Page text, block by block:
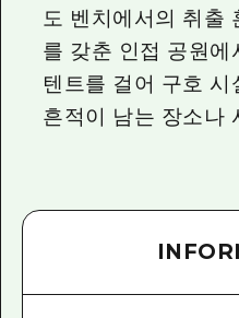
도 벤치에서의 취출
를 갖춘 인접 공원
텐트를 걸어 구호 시
흔적이 남는 장소나